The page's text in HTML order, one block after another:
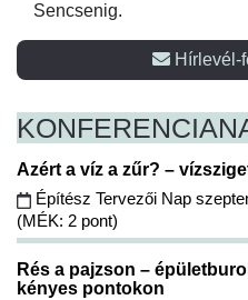
Sencsenig.
Hírlevél-
KONFERENCIA
Azért a víz a zűr? –
Építész Tervezői Nap
(MÉK: 2 pont)
Rés a pajzson –
kényes pontokon